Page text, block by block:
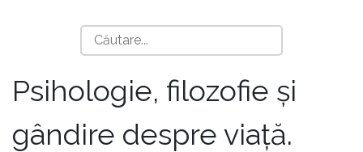
Psihologie, filozofie și
gândire despre viață.